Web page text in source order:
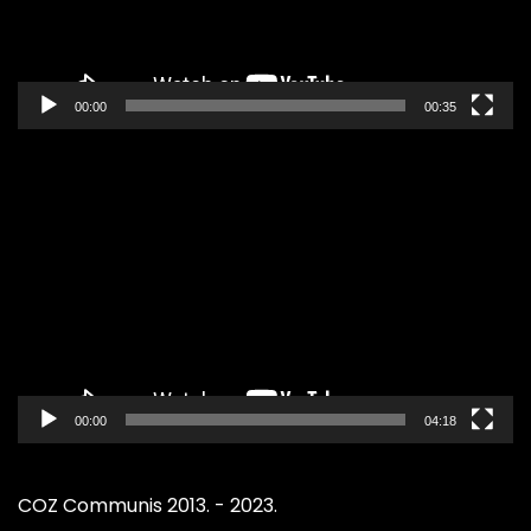
00:00 00:35
00:00 04:18
COZ Communis 2013. - 2023.